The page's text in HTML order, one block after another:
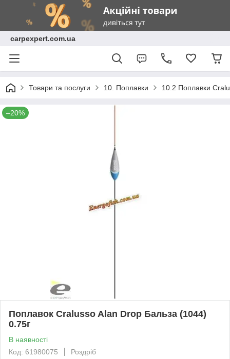
carpexpert.com.ua
Товари та послуги 10. Поплавки 10.2 Поплавки
–20%
Поплавок Cralusso Alan Drop Бальза (1044)
0.75г
В наявності
Код: 61980075
Роздріб